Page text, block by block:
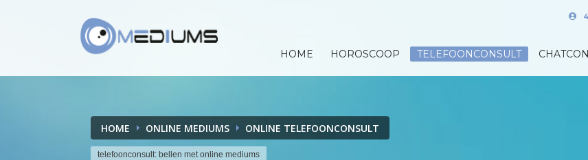
HOME HOROSCOOP TELEFOONCONSULT
HOME ONLINE MEDIUMS ONLINE TELEFOONCONSULT
telefoonconsult: bellen met online mediums